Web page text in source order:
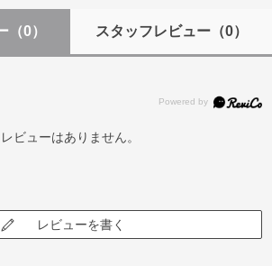
（0） スタッフレビュー（0）
レビューはありません。
レビューを書く